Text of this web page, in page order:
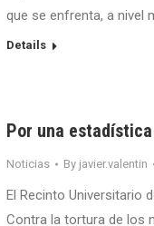
que se enfrenta, a nivel
Details
Por una
Noticias By javier.valentin
El Recinto Universitario
Contra la tortura de los